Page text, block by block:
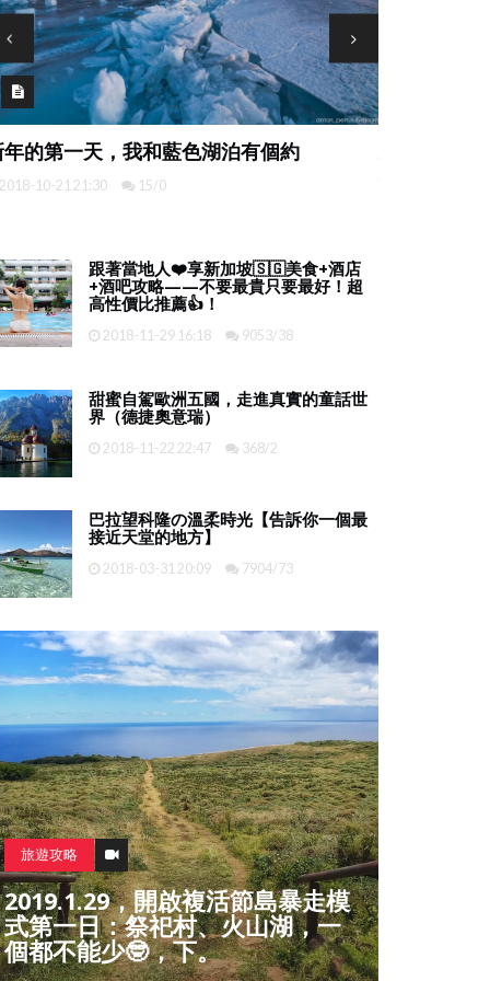
的第一天，我和藍色湖泊有個約
2018-10-21 21:30 15/0
跟著當地人❤️享新加坡🇸🇬美食+酒店
+酒吧攻略——不要最貴只要最好！超
高性價比推薦👍！
2018-11-29 16:18 9053/38
甜蜜自駕歐洲五國，走進真實的童話世
界（德捷奧意瑞）
2018-11-22 22:47 368/2
巴拉望科隆の溫柔時光【告訴你一個最
接近天堂的地方】
2018-03-31 20:09 7904/73
旅遊攻略
2019.1.29，開啟複活節島暴走模
式第一日：祭祀村、火山湖，一
個都不能少🤓，下。